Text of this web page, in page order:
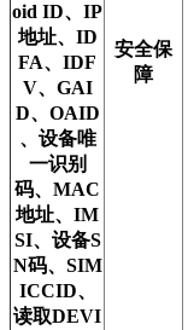
oid ID、IP
地址、ID
FA、IDF
V、GAI
D、OAID
、设备唯
一识别
码、MAC
地址、IM
SI、设备S
N码、SIM
ICCID、
读取DEVI
安全保
障